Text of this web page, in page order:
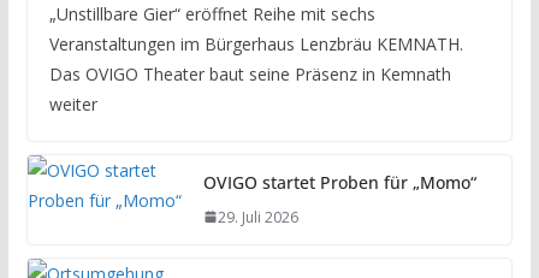
„Unstillbare Gier“ eröffnet Reihe mit sechs
Veranstaltungen im Bürgerhaus Lenzbräu KEMNATH.
Das OVIGO Theater baut seine Präsenz in Kemnath
weiter
OVIGO startet Proben für „Momo“
29. Juli 2026